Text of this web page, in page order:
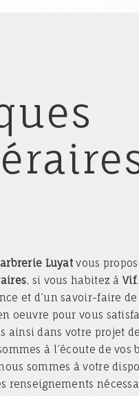
Luyatvous
, si vous habitez à Vif
et d’un savoir-faire
oeuvre pour vous
ainsi dans votre projet de
à l’écoute de vos
sommes à votre
renseignements